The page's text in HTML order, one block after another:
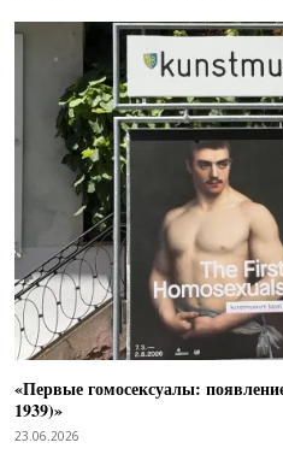
«Первые гомосексуалы:
1939)»
23.06.2026